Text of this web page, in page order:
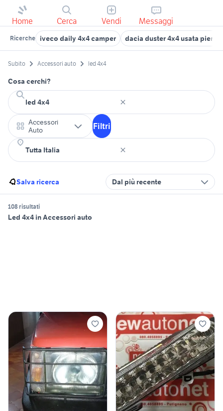
Home Cerca Vendi Messaggi
Ricerche iveco daily 4x4 camper dacia duster 4x4 usata
Subito Accessori auto led 4x4
Cosa cerchi?
Accessori
Auto
Filtri
Salva ricerca Dal più recente
108 risultati
Led 4x4 in Accessori auto